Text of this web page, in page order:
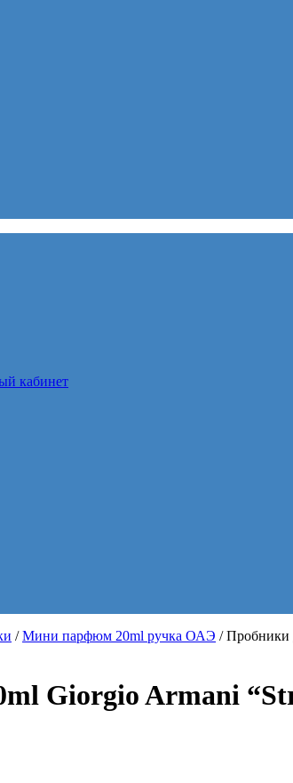
кабинет
/Мини парфюм 20ml ручка ОАЭ / Пробники
Giorgio Armani